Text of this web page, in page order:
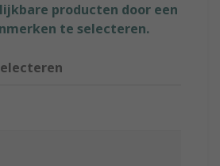
producten door een
te selecteren.